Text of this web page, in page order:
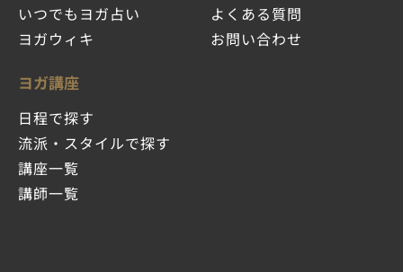
いつでもヨガ占い
ヨガウィキ
ヨガ講座
日程で探す
流派・スタイルで探す
講座一覧
講師一覧
よくある質問
お問い合わせ